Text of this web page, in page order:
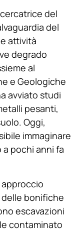
del
del
attività
degrado
al
e Geologiche
avviato studi
pesanti,
Oggi,
immaginare
pochi anni fa
bonifiche
escavazioni
contaminato